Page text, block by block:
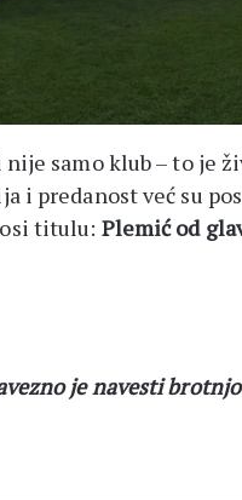
samo klub – to je
i predanost već su
titulu: Plemić od
je navesti